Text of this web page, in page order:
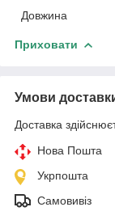
Довжина
Приховати
Умови
Доставка
Нова Пошта
Укрпошта
Самовивіз